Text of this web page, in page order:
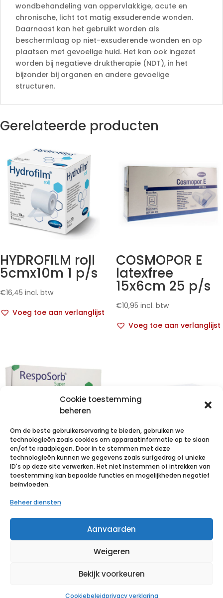
Cookie toestemming
beheren
Om de beste gebruikerservaring te bieden, gebruiken we
technologieën zoals cookies om apparaatinformatie op te slaan
en/of te raadplegen. Door in te stemmen met deze
technologieën kunnen we gegevens zoals surfgedrag of unieke
ID's op deze site verwerken. Het niet instemmen of intrekken van
toestemming kan bepaalde functies en mogelijkheden negatief
beïnvloeden.
Beheer diensten
Aanvaarden
Weigeren
Bekijk voorkeuren
Cookiebeleidprivacy verklaring
wondbehandeling van oppervlakkige, acute en
chronische, licht tot matig exsuderende wonden.
Daarnaast kan het gebruikt worden als
beschermlaag op niet-exsuderende wonden en op
plaatsen met gevoelige huid. Het kan ook ingezet
worden bij negatieve druktherapie (NDT), in het
bijzonder bij organen en andere gevoelige
structuren.
Gerelateerde producten
HYDROFILM roll
5cmx10m 1 p/s
€16,45 incl. btw
Voeg toe aan verlanglijst
COSMOPOR E
latexfree
15x6cm 25 p/s
€10,95 incl. btw
Voeg toe aan verlanglijst
RESPOSORB
Super 10x20cm
10 p/s
Voeg toe aan verlanglijst
Hydrofilm roll
Voeg toe aan verlanglijst